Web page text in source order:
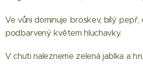
Ve vůni dominuje broskev, bílý
podbarvený květem hluchavky.
V chuti nalezneme zelená jablka a